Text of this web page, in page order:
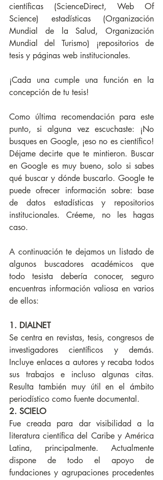
científicas (ScienceDirect, Web Of
Science) estadísticas (Organización
Mundial de la Salud, Organización
Mundial del Turismo) ¡repositorios de
tesis y páginas web institucionales.
¡Cada una cumple una función en la
concepción de tu tesis!
Como última recomendación para este
punto, si alguna vez escuchaste: ¡No
busques en Google, ¡eso no es científico!
Déjame decirte que te mintieron. Buscar
en Google es muy bueno, solo si sabes
qué buscar y dónde buscarlo. Google te
puede ofrecer información sobre: base
de datos estadísticas y repositorios
institucionales. Créeme, no les hagas
caso.
A continuación te dejamos un listado de
algunos buscadores académicos que
todo tesista debería conocer, seguro
encuentras información valiosa en varios
de ellos:
1. DIALNET
Se centra en revistas, tesis, congresos de
investigadores científicos y demás.
Incluye enlaces a autores y recaba todos
sus trabajos e incluso algunas citas.
Resulta también muy útil en el ámbito
periodístico como fuente documental.
2. SCIELO
Fue creada para dar visibilidad a la
literatura científica del Caribe y América
Latina, principalmente. Actualmente
dispone de todo el apoyo de
fundaciones y agrupaciones procedentes